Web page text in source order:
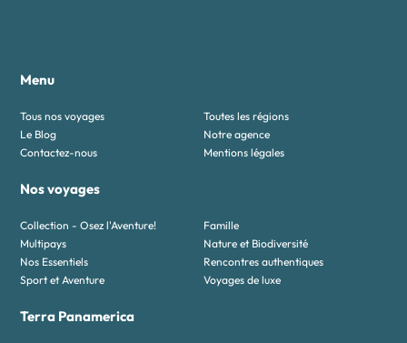
Menu
Tous nos voyages
Toutes les régions
Le Blog
Notre agence
Contactez-nous
Mentions légales
Nos voyages
Collection - Osez l'Aventure!
Famille
Multipays
Nature et Biodiversité
Nos Essentiels
Rencontres authentiques
Sport et Aventure
Voyages de luxe
Terra Panamerica